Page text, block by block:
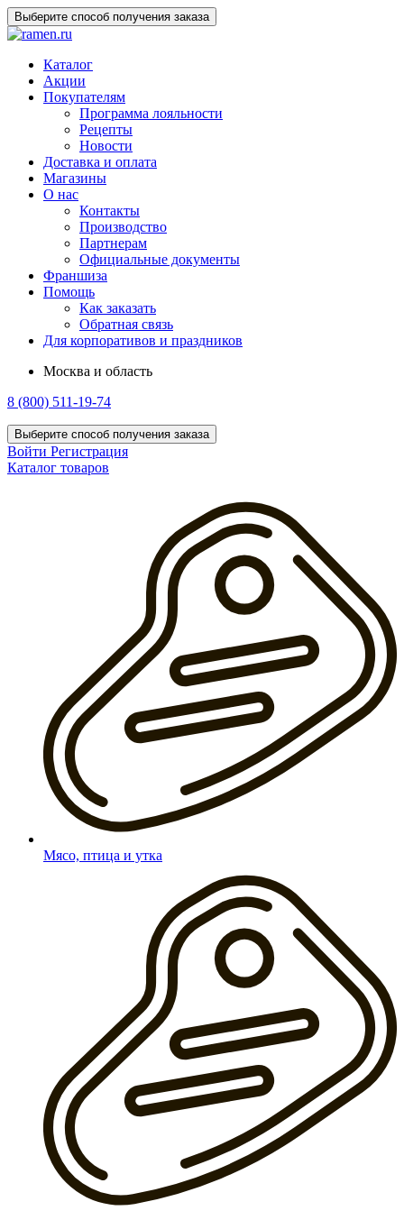
Выберите способ получения заказа
Каталог
Акции
Покупателям
Программа лояльности
Рецепты
Новости
Доставка и оплата
Магазины
О нас
Контакты
Производство
Партнерам
Официальные документы
Франшиза
Помощь
Как заказать
Обратная связь
Для корпоративов и праздников
Москва и область
8 (800) 511-19-74
Выберите способ получения заказа
Войти Регистрация
Каталог товаров
Мясо, птица и утка